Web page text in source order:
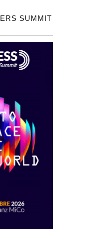
SUMMIT